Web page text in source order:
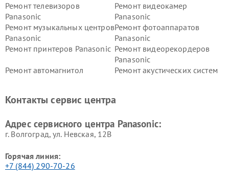
Ремонт телевизоров
Panasonic
Ремонт видеокамер
Panasonic
Ремонт музыкальных центров
Panasonic
Ремонт фотоаппаратов
Panasonic
Ремонт принтеров Panasonic Ремонт видеорекордеров
Panasonic
Ремонт автомагнитол
Ремонт акустических систем
панелей Panasonic
Контакты сервис центра
Адрес сервисного центра Panasonic:
г. Волгоград, ул. Невская, 12В
Горячая линия:
+7 (844) 290-70-26